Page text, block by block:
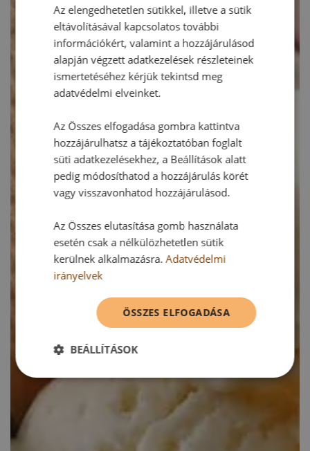
Az elengedhetetlen sütikkel, illetve a sütik
eltávolításával kapcsolatos további
információkért, valamint a hozzájárulásod
alapján végzett adatkezelések részleteinek
ismertetéséhez kérjük tekintsd meg
adatvédelmi elveinket.
Az Összes elfogadása gombra kattintva
hozzájárulhatsz a tájékoztatóban foglalt
süti adatkezelésekhez, a Beállítások alatt
pedig módosíthatod a hozzájárulás körét
vagy visszavonhatod hozzájárulásod.
Az Összes elutasítása gomb használata
esetén csak a nélkülözhetetlen sütik
kerülnek alkalmazásra.Adatvédelmi
irányelvek
ÖSSZES ELFOGADÁSA
BEÁLLÍTÁSOK